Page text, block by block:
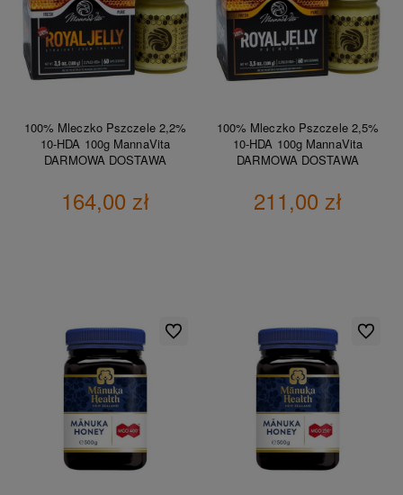
100% Mleczko Pszczele 2,2%
10-HDA 100g MannaVita
DARMOWA DOSTAWA
164,00 zł
100% Mleczko Pszczele 2,5%
10-HDA 100g MannaVita
DARMOWA DOSTAWA
211,00 zł
Do ulubionych Do